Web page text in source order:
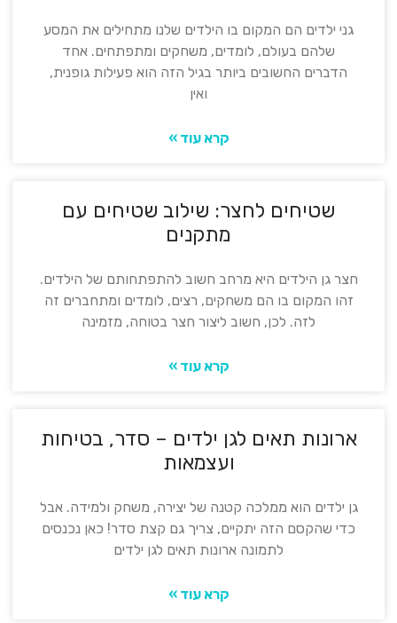
גני ילדים הם המקום בו הילדים שלנו מתחילים את המסע
שלהם בעולם, לומדים, משחקים ומתפתחים. אחד
הדברים החשובים ביותר בגיל הזה הוא פעילות גופנית,
ואין
קרא עוד »
שטיחים לחצר: שילוב שטיחים עם
מתקנים
חצר גן הילדים היא מרחב חשוב להתפתחותם של הילדים.
זהו המקום בו הם משחקים, רצים, לומדים ומתחברים זה
לזה. לכן, חשוב ליצור חצר בטוחה, מזמינה
קרא עוד »
ארונות תאים לגן ילדים – סדר, בטיחות
ועצמאות
גן ילדים הוא ממלכה קטנה של יצירה, משחק ולמידה. אבל
כדי שהקסם הזה יתקיים, צריך גם קצת סדר! כאן נכנסים
לתמונה ארונות תאים לגן ילדים
קרא עוד »